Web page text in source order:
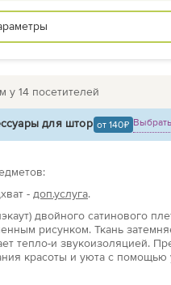
у 14 посетителей
для штор от 140 Выбрать
:
- доп.услуга.
двойного сатинового
рисунком. Ткань
тепло-и звукоизоляцией.
красоты и уюта с помощью